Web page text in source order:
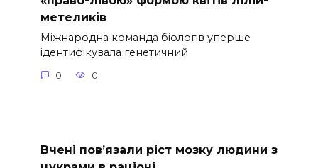
метеликів
Міжнародна команда біологів уперше
ідентифікувала генетичний
0 0
Вчені пов’язали ріст мозку людини з